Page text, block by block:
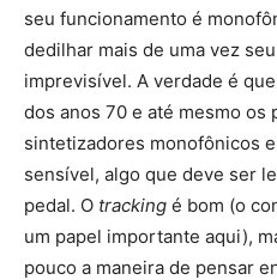
seu funcionamento é
dedilhar mais de uma vez
imprevisível. A verdade é
dos anos 70 e até mesmo os
sintetizadores monofônicos
sensível, algo que deve ser
pedal. O tracking é bom (o
um papel importante aqui),
pouco a maneira de pensar